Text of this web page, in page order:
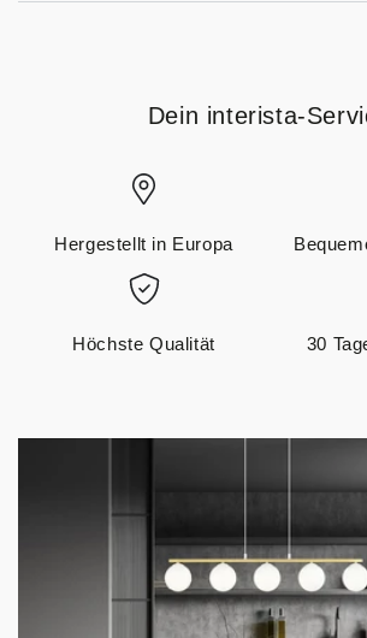
Dein interista-
Hergestellt in Europa
Höchste Qualität 30